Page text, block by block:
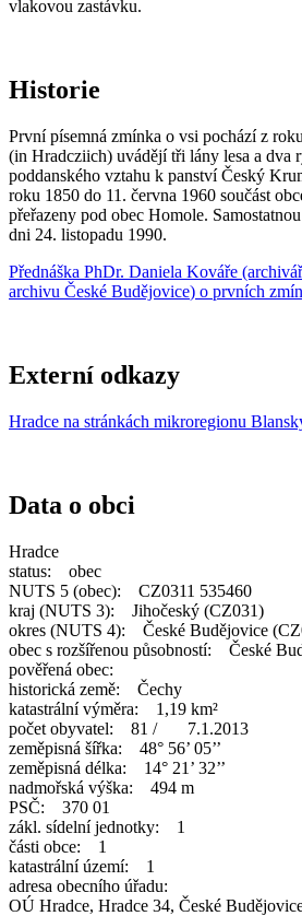
vlakovou zastávku.
Historie
První písemná zmínka o vsi pochází z
(in Hradcziich) uvádějí tři lány lesa a dva
poddanského vztahu k panství Český
roku 1850 do 11. června 1960 součást
přeřazeny pod obec Homole.
dni 24. listopadu 1990.
Přednáška PhDr. Daniela Kováře
archivu České Budějovice) o prvních
Externí odkazy
Hradce na stránkách mikroregionu
Data o obci
Hradce
status: obec
NUTS 5 (obec): CZ0311 535460
kraj (NUTS 3): Jihočeský (CZ031)
okres (NUTS 4): České Budějovice
obec s rozšířenou působností: České
pověřená obec:
historická země: Čechy
katastrální výměra: 1,19 km²
počet obyvatel: 81 / 7.1.2013
zeměpisná šířka: 48° 56’ 05’’
zeměpisná délka: 14° 21’ 32’’
nadmořská výška: 494 m
PSČ: 370 01
zákl. sídelní jednotky: 1
části obce: 1
katastrální území: 1
adresa obecního úřadu:
OÚ Hradce, Hradce 34, České